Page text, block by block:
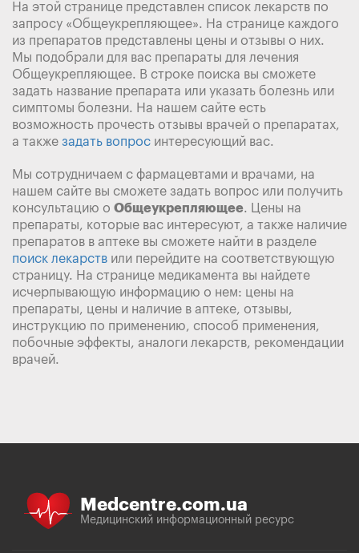
На этой странице представлен список лекарств по
запросу «Общеукрепляющее». На странице каждого
из препаратов представлены цены и отзывы о них.
Мы подобрали для вас препараты для лечения
Общеукрепляющее. В строке поиска вы сможете
задать название препарата или указать болезнь или
симптомы болезни. На нашем сайте есть
возможность прочесть отзывы врачей о препаратах,
а также задать вопрос интересующий вас.
Мы сотрудничаем с фармацевтами и врачами, на
нашем сайте вы сможете задать вопрос или получить
консультацию о Общеукрепляющее. Цены на
препараты, которые вас интересуют, а также наличие
препаратов в аптеке вы сможете найти в разделе
поиск лекарств или перейдите на соответствующую
страницу. На странице медикамента вы найдете
исчерпывающую информацию о нем: цены на
препараты, цены и наличие в аптеке, отзывы,
инструкцию по применению, способ применения,
побочные эффекты, аналоги лекарств, рекомендации
врачей.
Medcentre.com.ua
Медицинский информационный ресурс